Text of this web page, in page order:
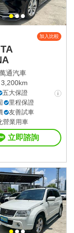
加入比較
通汽車
五大保證
里程保證
友善試車
營業用車
立即諮詢